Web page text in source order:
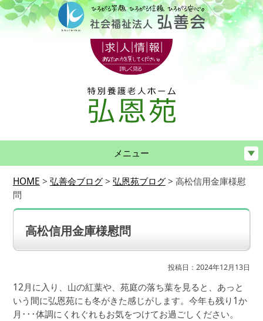
メニュー
HOME > 弘善会ブログ> 弘恩苑ブログ> 高松信用金庫様慰
問
高松信用金庫様慰問
投稿日：2024年12月13日
12月に入り、山の紅葉や、苑庭の落ち葉を見ると、あっと
いう間に弘恩苑にも冬がきた感じがします。今年も残り1か
月･･･体調にくれぐれもお気をつけてお過ごしください。